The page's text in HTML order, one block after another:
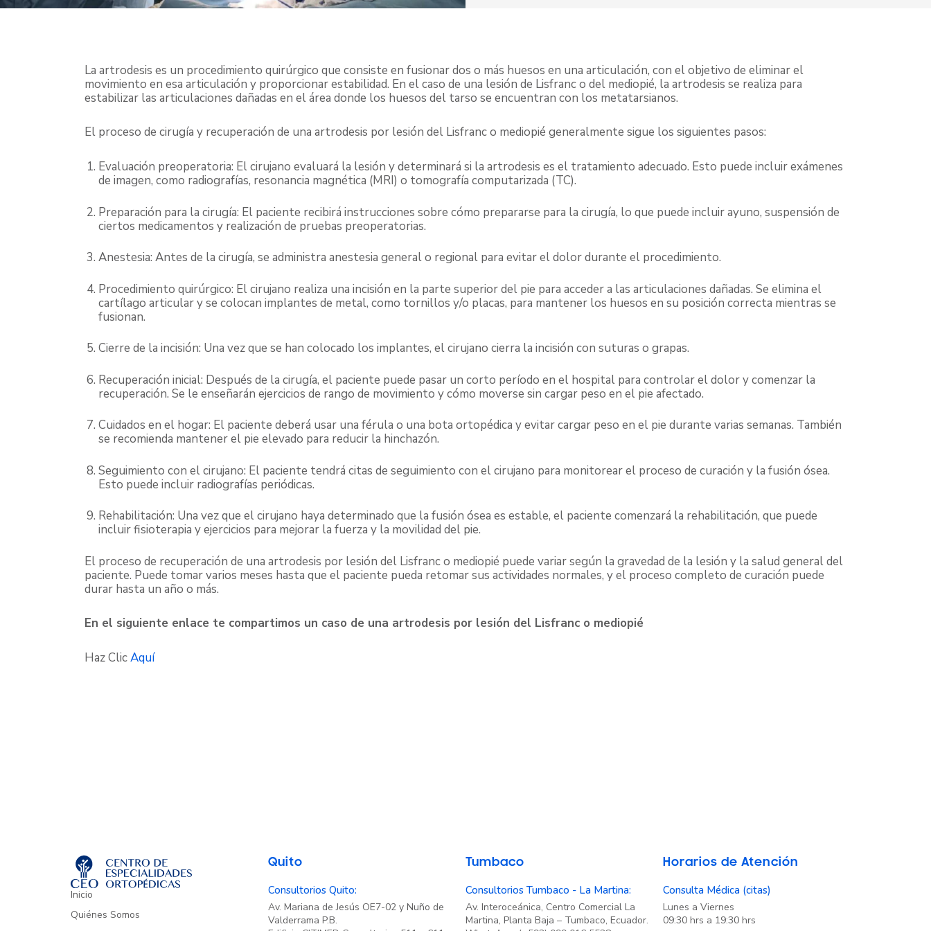
La artrodesis es un procedimiento quirúrgico que consiste en fusionar dos o más huesos en una articulación, con el objetivo de eliminar el
movimiento en esa articulación y proporcionar estabilidad. En el caso de una lesión de Lisfranc o del mediopié, la artrodesis se realiza para
estabilizar las articulaciones dañadas en el área donde los huesos del tarso se encuentran con los metatarsianos.
El proceso de cirugía y recuperación de una artrodesis por lesión del Lisfranc o mediopié generalmente sigue los siguientes pasos:
Evaluación preoperatoria: El cirujano evaluará la lesión y determinará si la artrodesis es el tratamiento adecuado. Esto puede incluir exámenes
de imagen, como radiografías, resonancia magnética (MRI) o tomografía computarizada (TC).
Preparación para la cirugía: El paciente recibirá instrucciones sobre cómo prepararse para la cirugía, lo que puede incluir ayuno, suspensión de
ciertos medicamentos y realización de pruebas preoperatorias.
Anestesia: Antes de la cirugía, se administra anestesia general o regional para evitar el dolor durante el procedimiento.
Procedimiento quirúrgico: El cirujano realiza una incisión en la parte superior del pie para acceder a las articulaciones dañadas. Se elimina el
cartílago articular y se colocan implantes de metal, como tornillos y/o placas, para mantener los huesos en su posición correcta mientras se
fusionan.
Cierre de la incisión: Una vez que se han colocado los implantes, el cirujano cierra la incisión con suturas o grapas.
Recuperación inicial: Después de la cirugía, el paciente puede pasar un corto período en el hospital para controlar el dolor y comenzar la
recuperación. Se le enseñarán ejercicios de rango de movimiento y cómo moverse sin cargar peso en el pie afectado.
Cuidados en el hogar: El paciente deberá usar una férula o una bota ortopédica y evitar cargar peso en el pie durante varias semanas. También
se recomienda mantener el pie elevado para reducir la hinchazón.
Seguimiento con el cirujano: El paciente tendrá citas de seguimiento con el cirujano para monitorear el proceso de curación y la fusión ósea.
Esto puede incluir radiografías periódicas.
Rehabilitación: Una vez que el cirujano haya determinado que la fusión ósea es estable, el paciente comenzará la rehabilitación, que puede
incluir fisioterapia y ejercicios para mejorar la fuerza y la movilidad del pie.
El proceso de recuperación de una artrodesis por lesión del Lisfranc o mediopié puede variar según la gravedad de la lesión y la salud general del
paciente. Puede tomar varios meses hasta que el paciente pueda retomar sus actividades normales, y el proceso completo de curación puede
durar hasta un año o más.
En el siguiente enlace te compartimos un caso de una artrodesis por lesión del Lisfranc o mediopié
Haz ClicAquí
Inicio
Quiénes Somos
Quito
Consultorios Quito:
Av. Mariana de Jesús OE7-02 y Nuño de
Valderrama P.B.
Tumbaco
Consultorios Tumbaco - La Martina:
Av. Interoceánica, Centro Comercial La
Martina, Planta Baja – Tumbaco, Ecuador.
Horarios de Atención
Consulta Médica (citas)
Lunes a Viernes
09:30 hrs a 19:30 hrs